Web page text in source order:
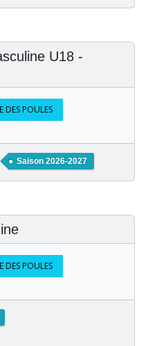
U18 -
DES POULES
Saison 2026-2027
DES POULES